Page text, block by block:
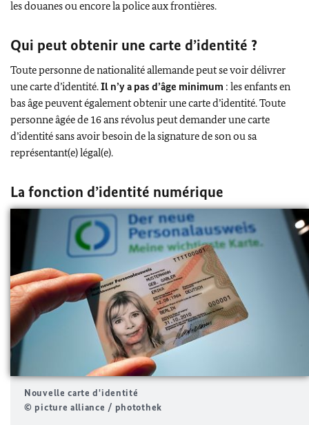
les douanes ou encore la police aux frontières.
Qui peut obtenir une carte d’identité ?
Toute personne de nationalité allemande peut se voir délivrer
une carte d’identité.Il n’y a pas d’âge minimum : les enfants en
bas âge peuvent également obtenir une carte d’identité. Toute
personne âgée de 16 ans révolus peut demander une carte
d’identité sans avoir besoin de la signature de son ou sa
représentant(e) légal(e).
La fonction d’identité numérique
Nouvelle carte d'identité
© picture alliance / photothek